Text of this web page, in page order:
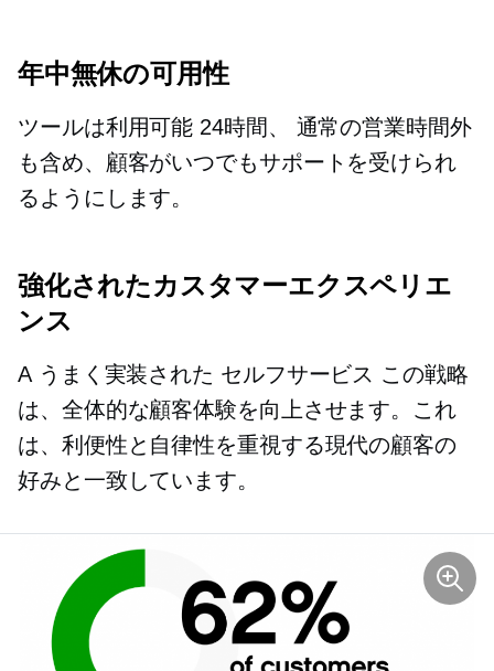
年中無休の可用性
ツールは利用可能 24時間、
通常の営業時間外
も含め、顧客がいつでもサポートを受けられ
るようにします。
強化されたカスタマーエクスペリエ
ンス
A うまく実装された セルフサービス この戦略
は、全体的な顧客体験を向上させます。これ
は、利便性と自律性を重視する現代の顧客の
好みと一致しています。